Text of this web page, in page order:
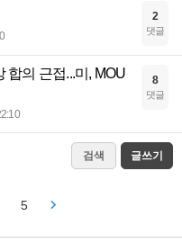
2
댓글
합의 근접...미, MOU
8
댓글
검색 글쓰기
5